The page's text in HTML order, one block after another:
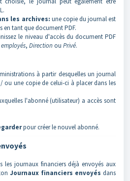
les archives: une copie du journal est
en tant que document PDF.
le niveau d'accès du document PDF
employés, Direction ou Privé.
à partir desquelles un journal
ou une copie de celui-ci à placer dans les
l'abonné (utilisateur) a accès sont
pour créer le nouvel abonné.
journaux financiers déjà envoyés aux
Journaux financiers envoyés dans